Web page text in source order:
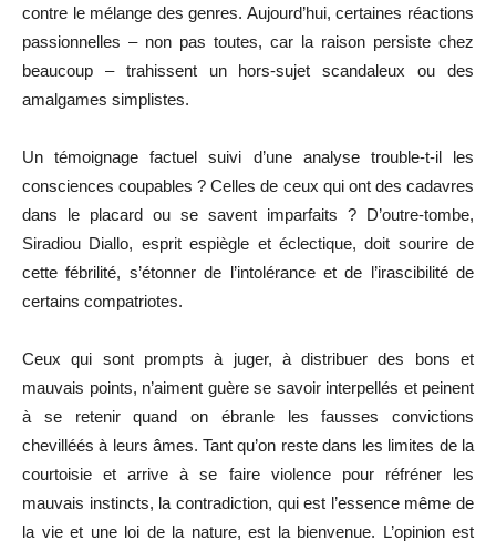
contre le mélange des genres. Aujourd’hui, certaines réactions
passionnelles – non pas toutes, car la raison persiste chez
beaucoup – trahissent un hors-sujet scandaleux ou des
amalgames simplistes.
Un témoignage factuel suivi d’une analyse trouble-t-il les
consciences coupables ? Celles de ceux qui ont des cadavres
dans le placard ou se savent imparfaits ? D’outre-tombe,
Siradiou Diallo, esprit espiègle et éclectique, doit sourire de
cette fébrilité, s’étonner de l’intolérance et de l’irascibilité de
certains compatriotes.
Ceux qui sont prompts à juger, à distribuer des bons et
mauvais points, n’aiment guère se savoir interpellés et peinent
à se retenir quand on ébranle les fausses convictions
chevilléés à leurs âmes. Tant qu’on reste dans les limites de la
courtoisie et arrive à se faire violence pour réfréner les
mauvais instincts, la contradiction, qui est l’essence même de
la vie et une loi de la nature, est la bienvenue. L’opinion est